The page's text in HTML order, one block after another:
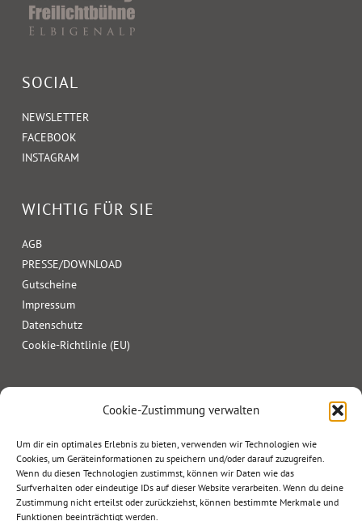
Cookie-Zustimmung verwalten
Um dir ein optimales Erlebnis zu bieten, verwenden wir Technologien wie
Cookies, um Geräteinformationen zu speichern und/oder darauf zuzugreifen.
Wenn du diesen Technologien zustimmst, können wir Daten wie das
Surfverhalten oder eindeutige IDs auf dieser Website verarbeiten. Wenn du deine
Zustimmung nicht erteilst oder zurückziehst, können bestimmte Merkmale und
Funktionen beeinträchtigt werden.
SOCIAL
NEWSLETTER
FACEBOOK
INSTAGRAM
WICHTIG FÜR SIE
AGB
PRESSE/DOWNLOAD
Gutscheine
Impressum
Datenschutz
Cookie-Richtlinie (EU)